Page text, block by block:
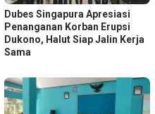
Dubes Singapura Apresiasi
Penanganan Korban Erupsi
Dukono, Halut Siap Jalin Kerja
Sama